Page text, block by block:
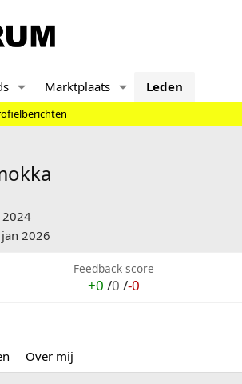
Marktplaats Leden
2026
Feedback score
+0 /0 /-0
Over mij